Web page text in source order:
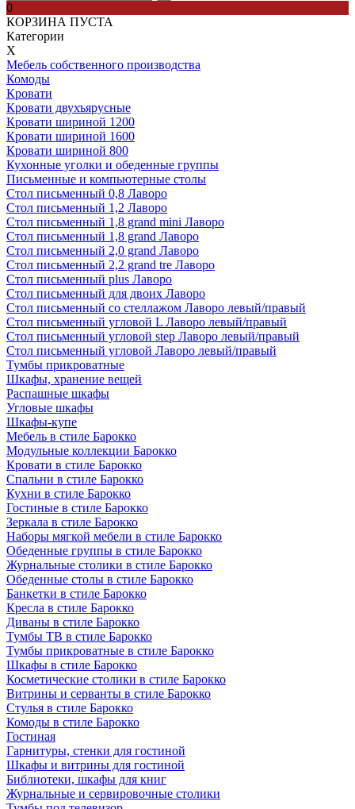
0
КОРЗИНА ПУСТА
Категории
Х
Мебель собственного производства
Комоды
Кровати
Кровати двухъярусные
Кровати шириной 1200
Кровати шириной 1600
Кровати шириной 800
Кухонные уголки и обеденные группы
Письменные и компьютерные столы
Стол письменный 0,8 Лаворо
Стол письменный 1,2 Лаворо
Стол письменный 1,8 grand mini Лаворо
Стол письменный 1,8 grand Лаворо
Стол письменный 2,0 grand Лаворо
Стол письменный 2,2 grand tre Лаворо
Стол письменный plus Лаворо
Стол письменный для двоих Лаворо
Стол письменный со стеллажом Лаворо левый/правый
Стол письменный угловой L Лаворо левый/правый
Стол письменный угловой step Лаворо левый/правый
Стол письменный угловой Лаворо левый/правый
Тумбы прикроватные
Шкафы, хранение вещей
Распашные шкафы
Угловые шкафы
Шкафы-купе
Мебель в стиле Барокко
Модульные коллекции Барокко
Кровати в стиле Барокко
Спальни в стиле Барокко
Кухни в стиле Барокко
Гостиные в стиле Барокко
Зеркала в стиле Барокко
Наборы мягкой мебели в стиле Барокко
Обеденные группы в стиле Барокко
Журнальные столики в стиле Барокко
Обеденные столы в стиле Барокко
Банкетки в стиле Барокко
Кресла в стиле Барокко
Диваны в стиле Барокко
Тумбы ТВ в стиле Барокко
Тумбы прикроватные в стиле Барокко
Шкафы в стиле Барокко
Косметические столики в стиле Барокко
Витрины и серванты в стиле Барокко
Стулья в стиле Барокко
Комоды в стиле Барокко
Гостиная
Гарнитуры, стенки для гостиной
Шкафы и витрины для гостиной
Библиотеки, шкафы для книг
Журнальные и сервировочные столики